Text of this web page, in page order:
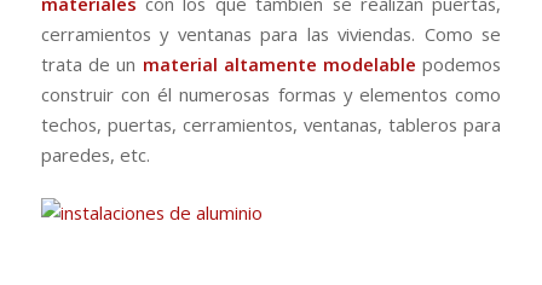
cerramientos y ventanas para las viviendas. Como se
trata de un material altamente modelable podemos
construir con él numerosas formas y elementos como
techos, puertas, cerramientos, ventanas, tableros para
paredes, etc.